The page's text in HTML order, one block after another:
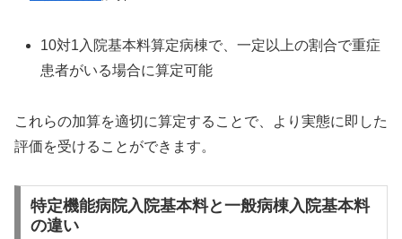
10対1入院基本料算定病棟で、一定以上の割合で重症
患者がいる場合に算定可能
これらの加算を適切に算定することで、より実態に即した
評価を受けることができます。
特定機能病院入院基本料と一般病棟入院基本料
の違い